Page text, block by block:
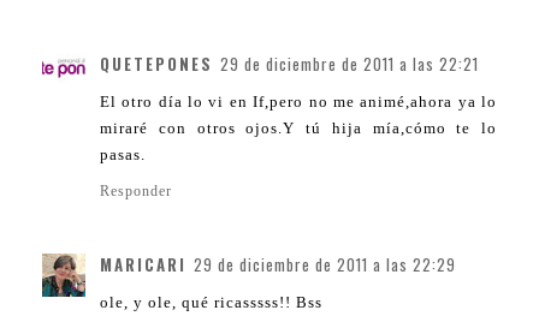
QUETEPONES 29 de diciembre de 2011 a las 22:21
El otro día lo vi en If,pero no me animé,ahora ya lo
miraré con otros ojos.Y tú hija mía,cómo te lo
pasas.
Responder
MARICARI 29 de diciembre de 2011 a las 22:29
ole, y ole, qué ricasssss!! Bss